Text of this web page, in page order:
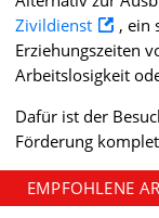
Zivildienst
, ein
Erziehungszeiten
Arbeitslosigkeit
Dafür ist der
Förderung
EMPFOHLENE